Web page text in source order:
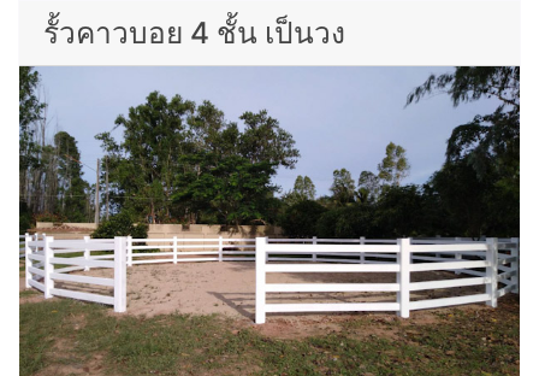
รั้วคาวบอย 4 ชั้น เป็นวง